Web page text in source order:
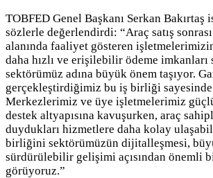
TOBFED Genel Başkanı Serkan
sözlerle değerlendirdi: “Araç satış
alanında faaliyet gösteren
daha hızlı ve erişilebilir ödeme imkanları
sektörümüz adına büyük önem taşıyor.
gerçekleştirdiğimiz bu iş birliği
Merkezlerimiz ve üye işletmelerimiz
destek altyapısına kavuşurken, araç
duydukları hizmetlere daha kolay
birliğini sektörümüzün dijitalleşmesi,
sürdürülebilir gelişimi açısından önemli
görüyoruz.”